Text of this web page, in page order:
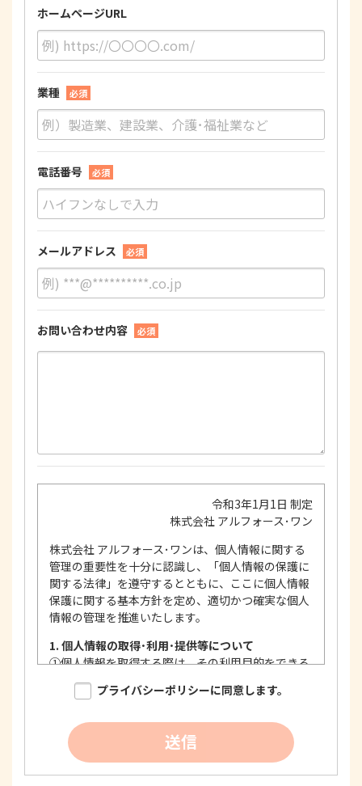
ホームページURL
業種 必須
電話番号 必須
メールアドレス 必須
お問い合わせ内容 必須
令和3年1月1日 制定
株式会社 アルフォース･ワン
株式会社 アルフォース･ワンは、個人情報に関する
管理の重要性を十分に認識し、「個人情報の保護に
関する法律」を遵守するとともに、ここに個人情報
保護に関する基本方針を定め、適切かつ確実な個人
情報の管理を推進いたします。
1. 個人情報の取得･利用･提供等について
①個人情報を取得する際は、その利用目的をできる
限り明確に特定し、その目的達成に必要な限度に
おいて適法かつ公正な手段を用い、同意を得て取
個人情報を利用する際は、本人に明示、通知、ま
たは公表した利用目的の範囲内に限定し、それに
反する目的外利用を行なわないための措置を講じ
プライバシーポリシーに同意します。
送信